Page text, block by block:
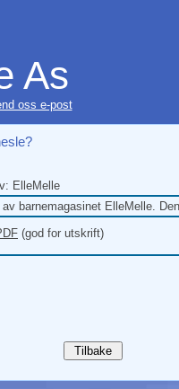
As
oss e-post
ElleMelle
barnemagasinet ElleMelle.
(god for utskrift)